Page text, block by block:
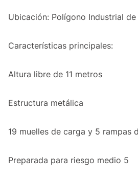
Ubicación: Polígono Industrial de
Características principales:
Altura libre de 11 metros
Estructura metálica
19 muelles de carga y 5 rampas
Preparada para riesgo medio 5